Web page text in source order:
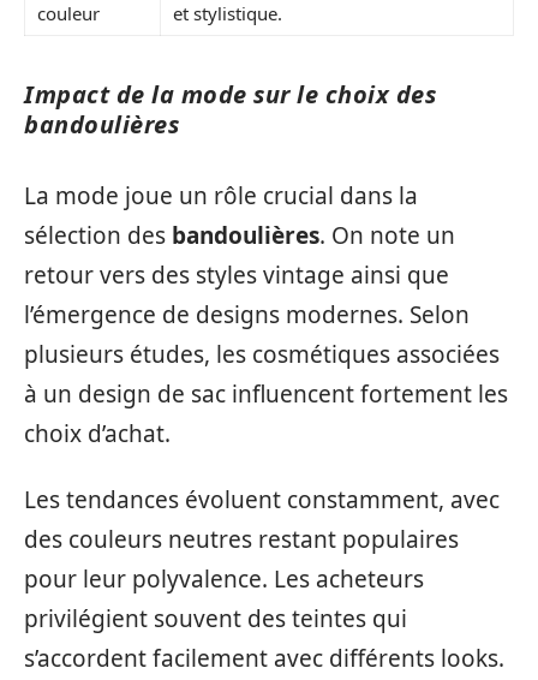
couleur
et stylistique.
Impact de la mode sur le choix des
bandoulières
La mode joue un rôle crucial dans la
sélection des bandoulières. On note un
retour vers des styles vintage ainsi que
l’émergence de designs modernes. Selon
plusieurs études, les cosmétiques associées
à un design de sac influencent fortement les
choix d’achat.
Les tendances évoluent constamment, avec
des couleurs neutres restant populaires
pour leur polyvalence. Les acheteurs
privilégient souvent des teintes qui
s’accordent facilement avec différents looks.